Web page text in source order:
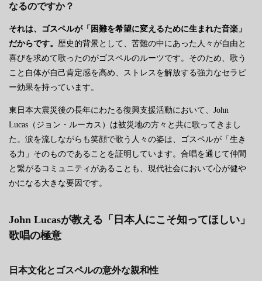
なるのですか？
それは、ゴスペルが「困難を希望に変えるために生まれた音楽」
だからです。 歴史的背景として、苦難の中にあった人々が自由と
喜びを求めて歌ったのがゴスペルのルーツです。そのため、歌う
こと自体が自己肯定感を高め、ストレスを解放する強力なセラピ
ー効果を持っています。
東日本大震災後の長年にわたる復興支援活動において、John
Lucas（ジョン・ルーカス）は被災地の方々と共に歌ってきまし
た。涙を流しながらも笑顔で歌う人々の姿は、ゴスペルが「生き
る力」そのものであることを証明しています。合唱を通じて仲間
と繋がるコミュニティがあることも、現代社会において心が健や
かになる大きな要因です。
John Lucasが教える「日本人にこそ知ってほしい」
歌唱の極意
日本文化とゴスペルの意外な親和性